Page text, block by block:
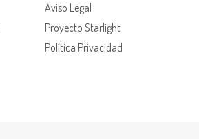
Aviso Legal
Proyecto Starlight
Política Privacidad